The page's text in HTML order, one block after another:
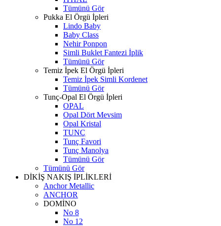
Tümünü Gör
Pukka El Örgü İpleri
Lindo Baby
Baby Class
Nehir Ponpon
Simli Buklet Fantezi İplik
Tümünü Gör
Temiz İpek El Örgü İpleri
Temiz İpek Simli Kordenet
Tümünü Gör
Tunç-Opal El Örgü İpleri
OPAL
Opal Dört Mevsim
Opal Kristal
TUNÇ
Tunç Favori
Tunç Manolya
Tümünü Gör
Tümünü Gör
DİKİŞ NAKIŞ İPLİKLERİ
Anchor Metallic
ANCHOR
DOMİNO
No 8
No 12